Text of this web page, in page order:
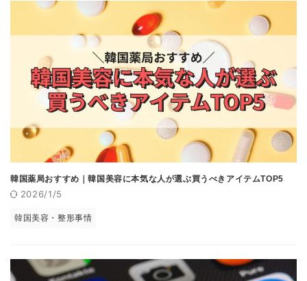
韓国薬局おすすめ｜韓国美容に本気な人が選ぶ買うべきアイテムTOP5
2026/1/5
韓国美容・整形事情